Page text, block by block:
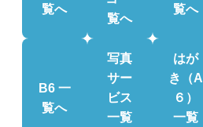
覧へ
覧へ
覧へ
B6 一
覧へ
写真
サー
ビス
一覧
はが
き（A
６）
一覧